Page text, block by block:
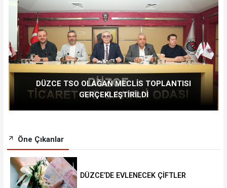
DÜZCE TSO OLAĞAN MECLİS TOPLANTISI
GERÇEKLEŞTİRİLDİ
Öne Çıkanlar
DÜZCE’DE EVLENECEK ÇİFTLER